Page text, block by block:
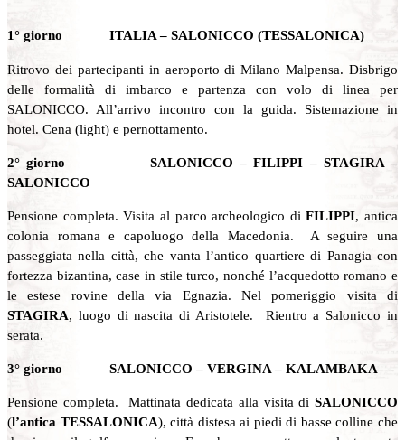
1° giorno ITALIA – SALONICCO (TESSALONICA)
Ritrovo dei partecipanti in aeroporto di Milano Malpensa. Disbrigo
delle formalità di imbarco e partenza con volo di linea per
SALONICCO. All’arrivo incontro con la guida. Sistemazione in
hotel. Cena (light) e pernottamento.
2° giorno SALONICCO – FILIPPI – STAGIRA –
SALONICCO
Pensione completa. Visita al parco archeologico diFILIPPI, antica
colonia romana e capoluogo della Macedonia. A seguire una
passeggiata nella città, che vanta l’antico quartiere di Panagia con
fortezza bizantina, case in stile turco, nonché l’acquedotto romano e
le estese rovine della via Egnazia. Nel pomeriggio visita di
STAGIRA, luogo di nascita di Aristotele. Rientro a Salonicco in
serata.
3° giorno SALONICCO – VERGINA – KALAMBAKA
Pensione completa. Mattinata dedicata alla visita di SALONICCO
(l’antica TESSALONICA), città distesa ai piedi di basse colline che